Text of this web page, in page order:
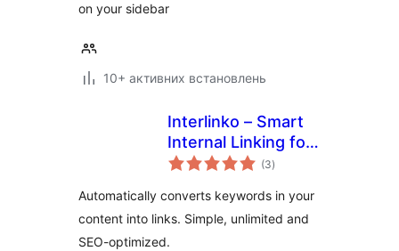
on your sidebar
10+ активних встановлень
Interlinko – Smart
Internal Linking for
WordPress
(3загальний
рейтинг
)
Automatically converts keywords in your
content into links. Simple, unlimited and
SEO-optimized.